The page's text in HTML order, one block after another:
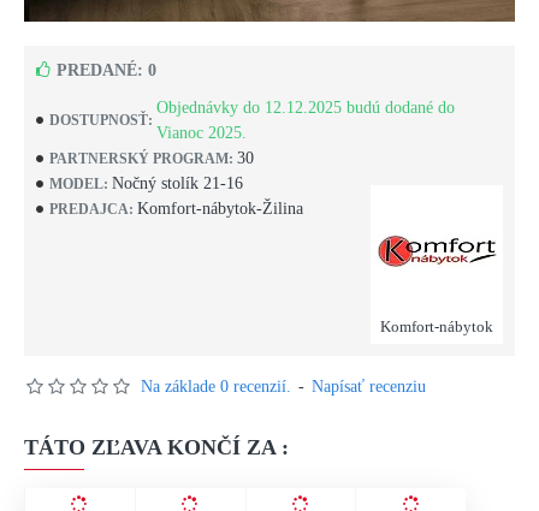
DOSTUPNOSŤ:
Objednávky do 12.12.2025 budú dodané do
Vianoc 2025.
PARTNERSKÝ PROGRAM: 30
MODEL: Nočný stolík 21-16
PREDAJCA: Komfort-nábytok-Žilina
Komfort-nábytok
PREDANÉ: 0
Na základe 0 recenzií. - Napísať recenziu
TÁTO ZĽAVA KONČÍ ZA :